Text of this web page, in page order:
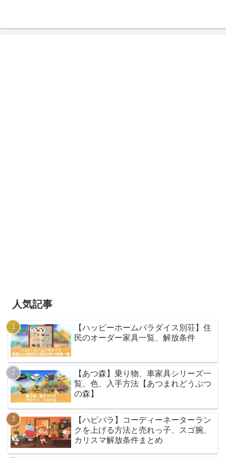
人気記事
【ハッピーホームパラダイス別荘】住
民のオーダー家具一覧、解放条件
【あつ森】乗り物、車家具シリーズ一
覧、色、入手方法【あつまれどうぶつ
の森】
【ハピパラ】コーディーネーターラン
クを上げる方法と売れっ子、スゴ腕、
カリスマ解放条件まとめ